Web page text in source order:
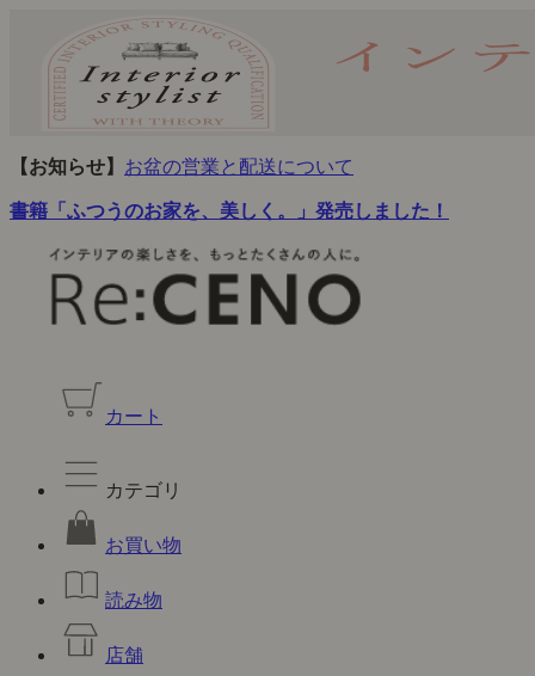
【お知らせ】 お盆の営業と配送について
書籍「ふつうのお家を、美しく。」発売しました！
カート
カテゴリ
お買い物
読み物
店舗